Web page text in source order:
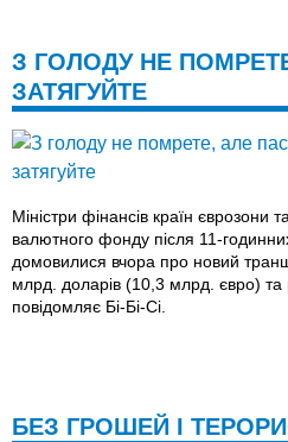
З ГОЛОДУ НЕ
ЗАТЯГУЙТЕ
Міністри фінансів країн єврозони
валютного фонду після 11-
домовилися вчора про новий
млрд. доларів (10,3 млрд. євро) та
повідомляє Бі-Бі-Сі.
БЕЗ ГРОШЕЙ І